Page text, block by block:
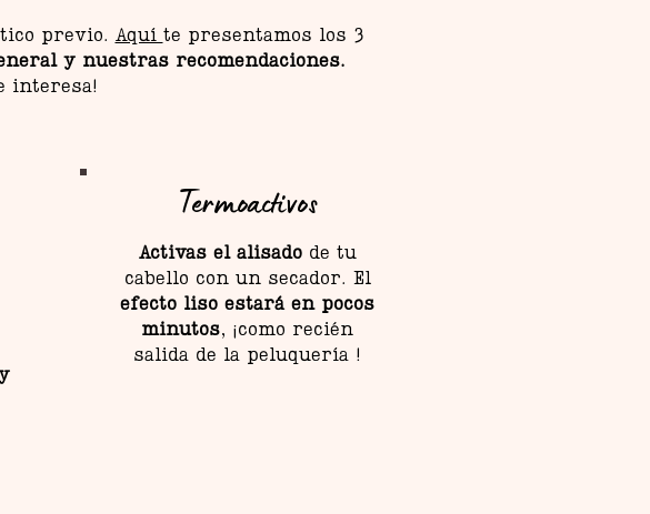
previo. Aquí te presentamos los 3
y nuestras recomendaciones.
interesa!
Termoactivos
Activas el alisadode tu
cabello con un secador. El
efecto liso estará en pocos
minutos, ¡como recién
salida de la peluquería !